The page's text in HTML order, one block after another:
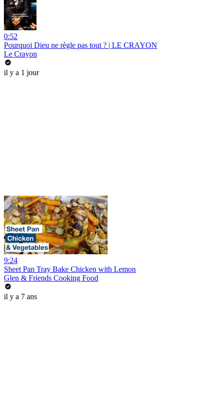
0:52
Pourquoi Dieu ne règle pas tout ? | LE CRAYON
Le Crayon
il y a 1 jour
9:24
Sheet Pan Tray Bake Chicken with Lemon
Glen & Friends Cooking Food
il y a 7 ans